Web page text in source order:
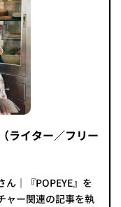
ライター／フリー
｜『POPEYE』を
ャー関連の記事を執